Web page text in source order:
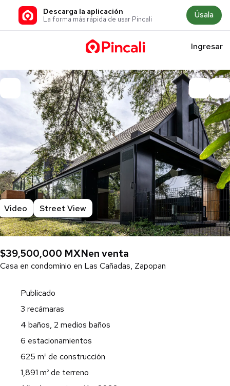
Descarga la aplicación
La forma más rápida de usar Pincali Úsala
Ingresar
Video Street View
$39,500,000 MXNen venta
Casa en condominio en Las Cañadas, Zapopan
Publicado
3 recámaras
4 baños, 2 medios baños
6 estacionamientos
625 m² de construcción
1,891 m² de terreno